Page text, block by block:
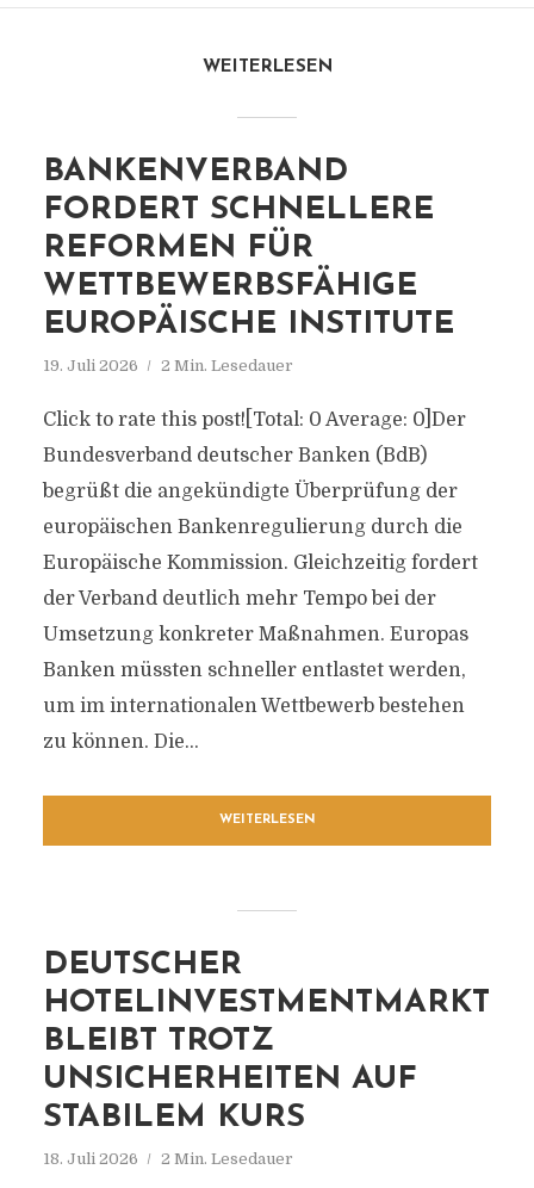
WEITERLESEN
BANKENVERBAND
FORDERT SCHNELLERE
REFORMEN FÜR
WETTBEWERBSFÄHIGE
EUROPÄISCHE INSTITUTE
19. Juli 2026 2 Min. Lesedauer
Click to rate this post![Total: 0 Average: 0]Der
Bundesverband deutscher Banken (BdB)
begrüßt die angekündigte Überprüfung der
europäischen Bankenregulierung durch die
Europäische Kommission. Gleichzeitig fordert
der Verband deutlich mehr Tempo bei der
Umsetzung konkreter Maßnahmen. Europas
Banken müssten schneller entlastet werden,
um im internationalen Wettbewerb bestehen
zu können. Die...
WEITERLESEN
DEUTSCHER
HOTELINVESTMENTMARKT
BLEIBT TROTZ
UNSICHERHEITEN AUF
STABILEM KURS
18. Juli 2026 2 Min. Lesedauer